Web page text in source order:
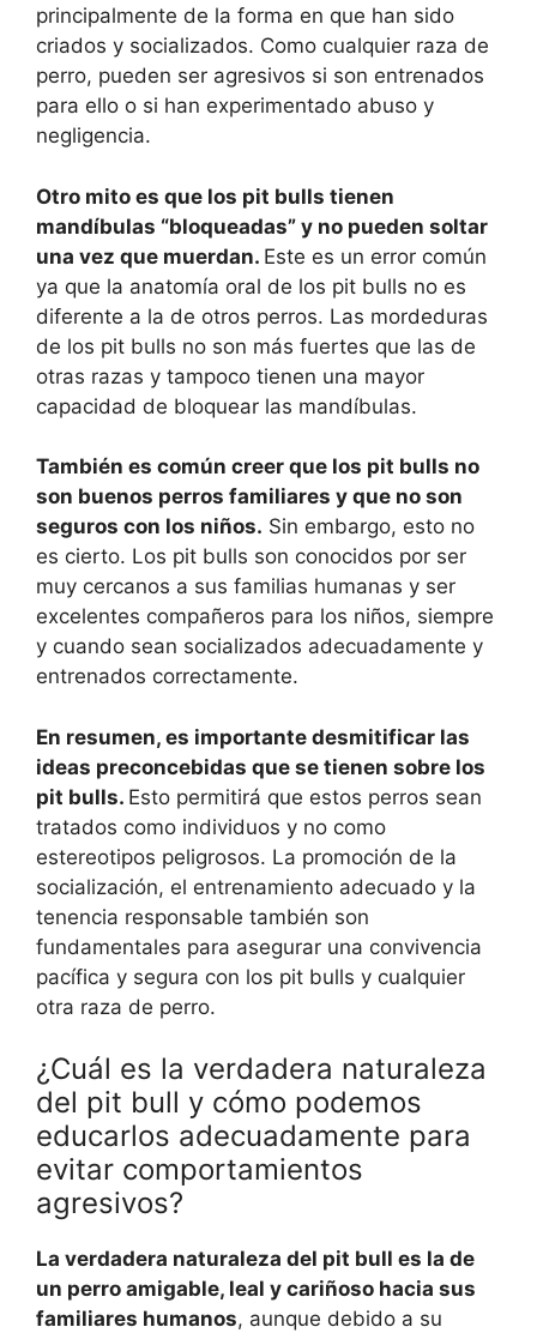
principalmente de la forma en que han sido
criados y socializados. Como cualquier raza de
perro, pueden ser agresivos si son entrenados
para ello o si han experimentado abuso y
negligencia.
Otro mito es que los pit bulls tienen
mandíbulas “bloqueadas” y no pueden soltar
una vez que muerdan. Este es un error común
ya que la anatomía oral de los pit bulls no es
diferente a la de otros perros. Las mordeduras
de los pit bulls no son más fuertes que las de
otras razas y tampoco tienen una mayor
capacidad de bloquear las mandíbulas.
También es común creer que los pit bulls no
son buenos perros familiares y que no son
seguros con los niños. Sin embargo, esto no
es cierto. Los pit bulls son conocidos por ser
muy cercanos a sus familias humanas y ser
excelentes compañeros para los niños, siempre
y cuando sean socializados adecuadamente y
entrenados correctamente.
En resumen, es importante desmitificar las
ideas preconcebidas que se tienen sobre los
pit bulls. Esto permitirá que estos perros sean
tratados como individuos y no como
estereotipos peligrosos. La promoción de la
socialización, el entrenamiento adecuado y la
tenencia responsable también son
fundamentales para asegurar una convivencia
pacífica y segura con los pit bulls y cualquier
otra raza de perro.
¿Cuál es la verdadera naturaleza
del pit bull y cómo podemos
educarlos adecuadamente para
evitar comportamientos
agresivos?
La verdadera naturaleza del pit bull es la de
un perro amigable, leal y cariñoso hacia sus
familiares humanos, aunque debido a su